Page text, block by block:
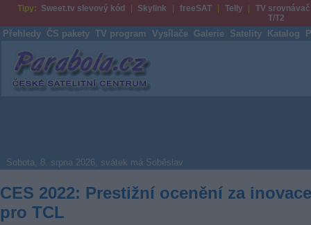
Tipy: Sweet.tv slevový kód Skylink freeSAT Telly
TV srovnávač
T/T2
Přehledy ČS pakety TV program Vysílače Galerie Satelity Katalog
Parabola.cz
Sobota, 8. srpna 2026, svátek má Soběslav
CES 2022: Prestižní ocenění za inovace
pro TCL